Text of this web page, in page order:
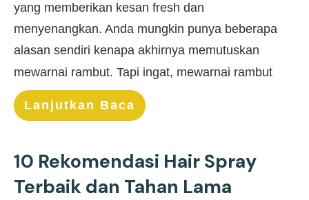
yang memberikan kesan fresh dan
menyenangkan. Anda mungkin punya beberapa
alasan sendiri kenapa akhirnya memutuskan
mewarnai rambut. Tapi ingat, mewarnai rambut
Lanjutkan Baca
10 Rekomendasi Hair Spray
Terbaik dan Tahan Lama